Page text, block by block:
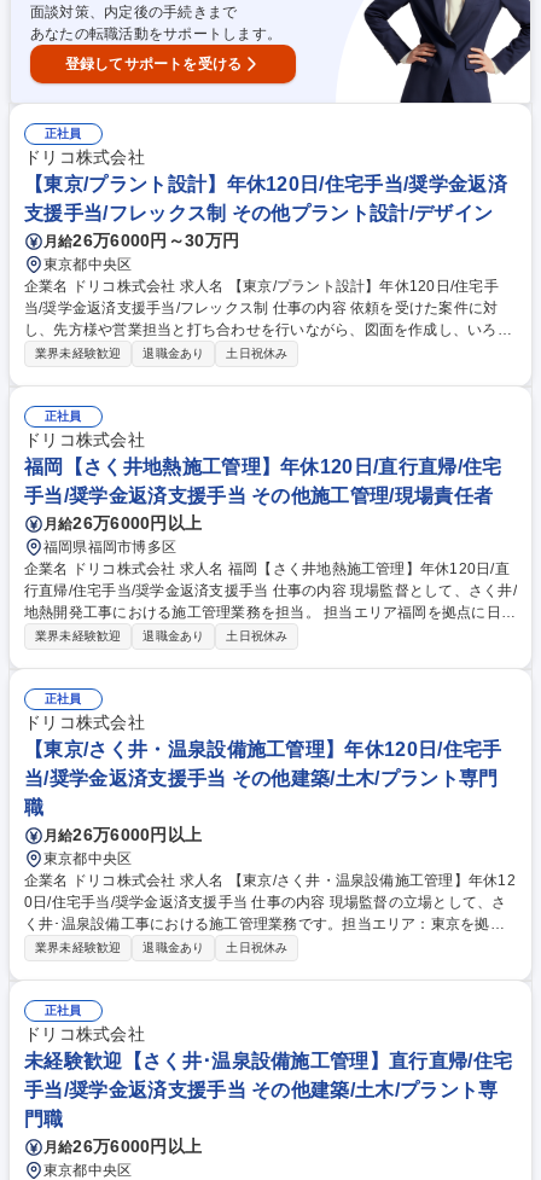
0日/住宅手当/奨学金返済支援手当
面談対策、内定後の手続きまで
あなたの転職活動をサポートします。
登録してサポートを受ける
正社員
ドリコ株式会社
【東京/プラント設計】年休120日/住宅手当/奨学金返済
支援手当/フレックス制 その他プラント設計/デザイン
月給26万6000円～30万円
東京都中央区
企業名 ドリコ株式会社 求人名 【東京/プラント設計】年休120日/住宅手
当/奨学金返済支援手当/フレックス制 仕事の内容 依頼を受けた案件に対
し、先方様や営業担当と打ち合わせを行いながら、図面を作成し、いろい
ろな機械装置や配管等の設置を組み合わせることで、実際の設備を作り上
工事に関する設備設計業務 【案件規模】数千万～数億円まで案件規模は
様々です。 ※少人数で設計から施工までを行っていきますので、チームが
一丸となってプロジェクトを推し進めていきます。 （業務内容の変更の範
囲）当社業務全般 募集職種 【東京/プラント設計】年休120日/住宅手当/奨
学金返済支援手当/フレックス制
業界未経験歓迎 退職金あり 土日祝休み
正社員
ドリコ株式会社
福岡【さく井地熱施工管理】年休120日/直行直帰/住宅
手当/奨学金返済支援手当 その他施工管理/現場責任者
月給26万6000円以上
福岡県福岡市博多区
企業名 ドリコ株式会社 求人名 福岡【さく井地熱施工管理】年休120日/直
行直帰/住宅手当/奨学金返済支援手当 仕事の内容 現場監督として、さく井/
地熱開発工事における施工管理業務を担当。 担当エリア福岡を拠点に日本
全国の工事を担当していただきます。 強化している再生可能エネルギーの
ンチャーウイスキー秩父蒸留所の有機系産業排水処理、川崎水族館、東京
スカイツリーの厨房除害設備、羽田空港ターミナルビル、温泉の利活用シ
ステムの設計施工・温泉排水処理・維持管理）■業界の中ではトップシェ
アクラス！！ （業務内容の変更の範囲）当社業務全般 募集職種 福岡【さ
く井地熱施工管理】年休120日/直行直帰/住宅手当/奨学金返済支援手当
業界未経験歓迎 退職金あり 土日祝休み
正社員
ドリコ株式会社
【東京/さく井・温泉設備施工管理】年休120日/住宅手
当/奨学金返済支援手当 その他建築/土木/プラント専門
職
月給26万6000円以上
東京都中央区
企業名 ドリコ株式会社 求人名 【東京/さく井・温泉設備施工管理】年休12
0日/住宅手当/奨学金返済支援手当 仕事の内容 現場監督の立場として、さ
く井･温泉設備工事における施工管理業務です。担当エリア：東京を拠点
に全国各地の現場を担当できます。国内トップクラスの掘削実績と高度な
中心に、防災井戸･地震観測井まで様々な分野において掘削を行っていま
す。■温泉開発:旅館やリゾートマンション,ゴルフ場といった施設だけでな
く、医療や福祉などの分野でも幅広く利用される温泉。水源･温泉源の調
査から、利活用システムの設計･施工だけでなく、排水処理･維持管理まで
一貫したソリューションを提供します。 募集職種 【東京/さく井・温泉設
備施工管理】年休120日/住宅手当/奨学金返済支援手当
業界未経験歓迎 退職金あり 土日祝休み
正社員
ドリコ株式会社
未経験歓迎【さく井･温泉設備施工管理】直行直帰/住宅
手当/奨学金返済支援手当 その他建築/土木/プラント専
門職
月給26万6000円以上
東京都中央区